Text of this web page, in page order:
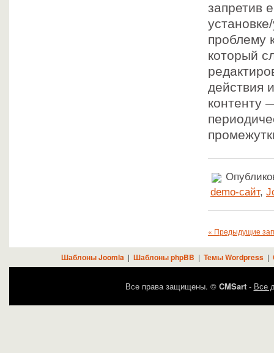
запретив
проблему
который
действия
контенту
demo-сайт,
« Предыдущие
Шаблоны Joomla | Шаблоны phpBB | Темы Wordpress|
Все права защищены. © CMSart- Все